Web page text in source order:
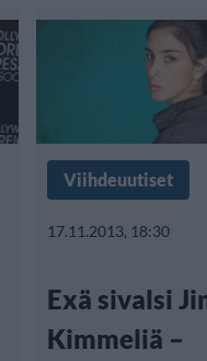
Viihdeuutiset
17.11.2013, 18:30
Exä sivalsi
Kimmeliä –